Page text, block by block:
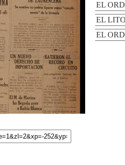
EL
EL
EL